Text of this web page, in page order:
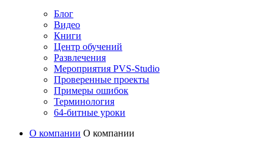
Блог
Видео
Книги
Центр обучений
Развлечения
Мероприятия PVS-Studio
Проверенные проекты
Примеры ошибок
Терминология
64-битные уроки
О компании О компании